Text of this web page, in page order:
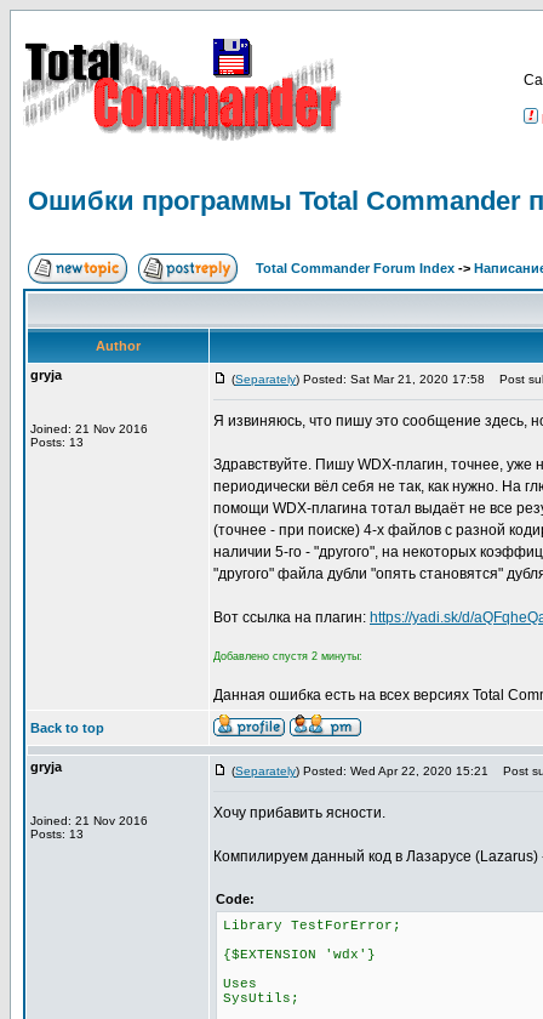
Ошибки программы Total Commander
Total Commander Forum Index ->
Author
gryja
Joined: 21 Nov 2016
Posts: 13
(Separately) Posted: Sat Mar 21, 2020 17:58 Post
Я извиняюсь, что пишу это сообщение здесь,
Здравствуйте. Пишу WDX-плагин, точнее, уже
периодически вёл себя не так, как нужно. На
помощи WDX-плагина тотал выдаёт не все
(точнее - при поиске) 4-х файлов с разной
наличии 5-го - "другого", на некоторых
"другого" файла дубли "опять становятся"
Вот ссылка на плагин: https://yadi.sk/d/
Добавлено спустя 2 минуты:
Данная ошибка есть на всех версиях Total
Back to top
gryja
Joined: 21 Nov 2016
Posts: 13
(Separately) Posted: Wed Apr 22, 2020 15:21 Post
Хочу прибавить ясности.
Компилируем данный код в Лазарусе (Lazarus)
Code:
Library TestForError;
{$EXTENSION 'wdx'}
Uses
SysUtils;